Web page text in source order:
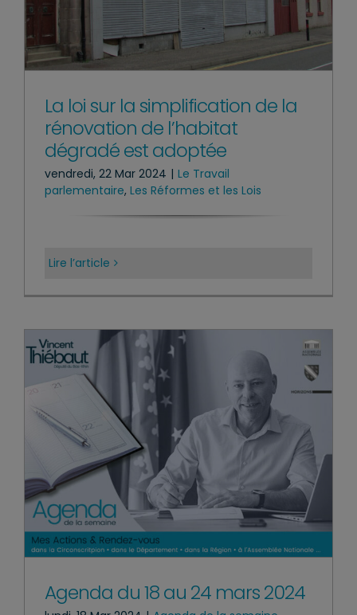
La loi sur la simplification de la
rénovation de l’habitat
dégradé est adoptée
vendredi, 22 Mar 2024 | Le Travail
parlementaire, Les Réformes et les Lois
Lire l’article
Agenda du 18 au 24 mars 2024